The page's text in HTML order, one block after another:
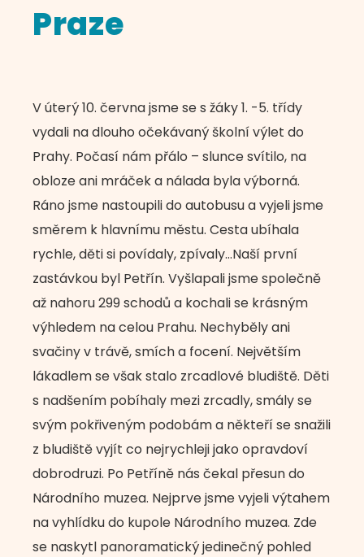
Praze
V úterý 10. června jsme se s žáky 1. -5. třídy
vydali na dlouho očekávaný školní výlet do
Prahy. Počasí nám přálo – slunce svítilo, na
obloze ani mráček a nálada byla výborná.
Ráno jsme nastoupili do autobusu a vyjeli jsme
směrem k hlavnímu městu. Cesta ubíhala
rychle, děti si povídaly, zpívaly…Naší první
zastávkou byl Petřín. Vyšlapali jsme společně
až nahoru 299 schodů a kochali se krásným
výhledem na celou Prahu. Nechyběly ani
svačiny v trávě, smích a focení. Největším
lákadlem se však stalo zrcadlové bludiště. Děti
s nadšením pobíhaly mezi zrcadly, smály se
svým pokřiveným podobám a někteří se snažili
z bludiště vyjít co nejrychleji jako opravdoví
dobrodruzi. Po Petříně nás čekal přesun do
Národního muzea. Nejprve jsme vyjeli výtahem
na vyhlídku do kupole Národního muzea. Zde
se naskytl panoramatický jedinečný pohled